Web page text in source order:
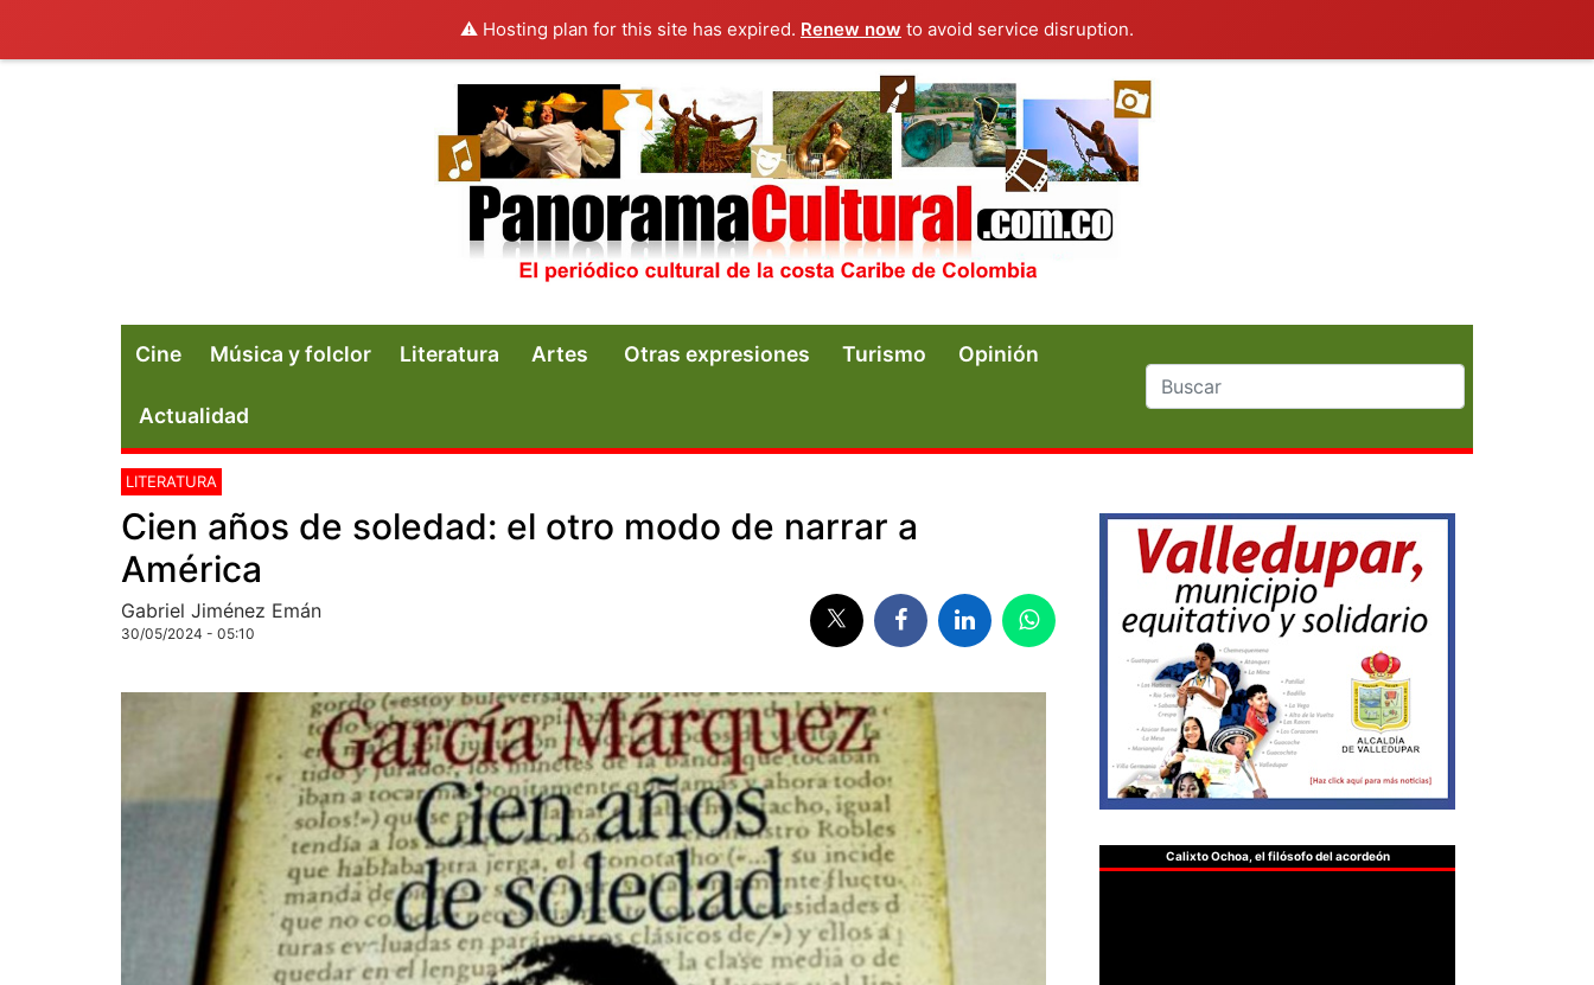
⚠️ Hosting plan for this site has expired. Renew now to avoid service disruption.
Cine Música y folclor Literatura Artes Otras expresiones Turismo Opinión
Actualidad
LITERATURA
Cien años de soledad: el otro modo de narrar a
América
Gabriel Jiménez Emán
30/05/2024 - 05:10
Calixto Ochoa, el filósofo del acordeón